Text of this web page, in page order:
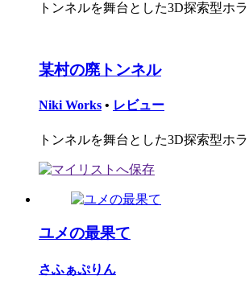
トンネルを舞台とした3D探索型ホ
某村の廃トンネル
Niki Works • レビュー
トンネルを舞台とした3D探索型ホ
ユメの最果て
さふぁぷりん